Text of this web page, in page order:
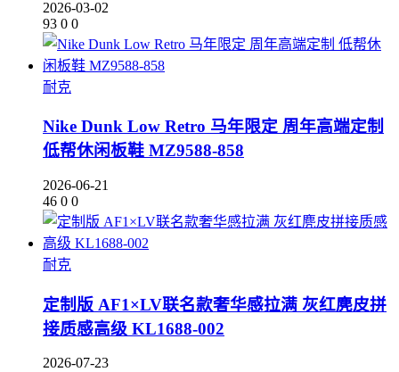
2026-03-02
93 0 0
耐克
Nike Dunk Low Retro 马年限定 周年高端定制
低帮休闲板鞋 MZ9588-858
2026-06-21
46 0 0
耐克
定制版 AF1×LV联名款奢华感拉满 灰红麂皮拼
接质感高级 KL1688-002
2026-07-23